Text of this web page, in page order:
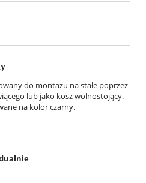
do montażu na stałe poprzez
lub jako kosz wolnostojący.
na kolor czarny.